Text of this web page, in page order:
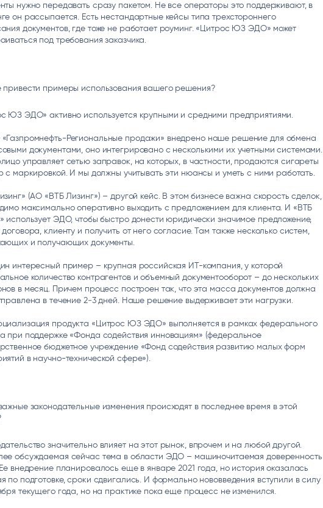
нужно передавать сразу пакетом. Не все операторы это поддерживают, в
он рассыпается. Есть нестандартные кейсы типа трехстороннего
документов, где тоже не работает роуминг. «Цитрос ЮЗ ЭДО» может
под требования заказчика.
привести примеры использования вашего решения?
ЮЗ ЭДО» активно используется крупными и средними предприятиями.
Региональные продажи» внедрено наше решение для обмена
документами, оно интегрировано с несколькими их учетными системами.
управляет сетью заправок, на которых, в частности, продаются сигареты
с маркировкой. И мы должны учитывать эти нюансы и уметь с ними работать.
(АО «ВТБ Лизинг») – другой кейс. В этом бизнесе важна скорость сделок,
максимально оперативно выходить с предложением для клиента. И «ВТБ
использует ЭДО, чтобы быстро донести юридически значимое предложение,
клиенту и получить от него согласие. Там также несколько систем,
и получающих документы.
интересный пример – крупная российская ИТ-компания, у которой
количество контрагентов и объемный документооборот – до нескольких
в месяц. Причем процесс построен так, что эта масса документов должна
в течение 2‒3 дней. Наше решение выдерживает эти нагрузки.
продукта «Цитрос ЮЗ ЭДО» выполняется в рамках федерального
при поддержке «Фонда содействия инновациям» (федеральное
бюджетное учреждение «Фонд содействия развитию малых форм
в научно-технической сфере»).
законодательные изменения происходят в последнее время в этой
значительно влияет на этот рынок, впрочем и на любой другой.
обсуждаемая сейчас тема в области ЭДО – машиночитаемая доверенность
внедрение планировалось еще в январе 2021 года, но история оказалась
по подготовке, сроки сдвигались. И формально нововведения вступили в силу
текущего года, но на практике пока еще процесс не изменился.